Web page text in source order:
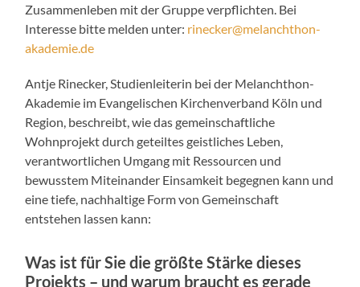
Zusammenleben mit der Gruppe verpflichten. Bei
Interesse bitte melden unter: rinecker@melanchthon-
akademie.de
Antje Rinecker, Studienleiterin bei der Melanchthon-
Akademie im Evangelischen Kirchenverband Köln und
Region, beschreibt, wie das gemeinschaftliche
Wohnprojekt durch geteiltes geistliches Leben,
verantwortlichen Umgang mit Ressourcen und
bewusstem Miteinander Einsamkeit begegnen kann und
eine tiefe, nachhaltige Form von Gemeinschaft
entstehen lassen kann:
Was ist für Sie die größte Stärke dieses
Projekts – und warum braucht es gerade